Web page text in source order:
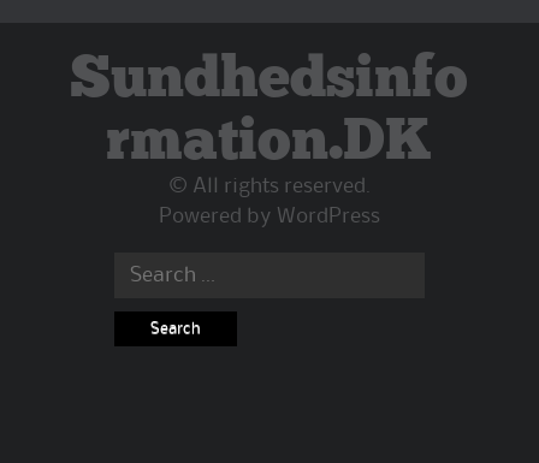
Sundhedsinfo
rmation.DK
© All rights reserved.
Powered by WordPress
Search